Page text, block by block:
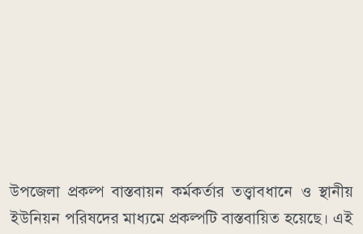
উপজেলা প্রকল্প বাস্তবায়ন কর্মকর্তার তত্ত্বাবধানে ও স্থানীয়
ইউনিয়ন পরিষদের মাধ্যমে প্রকল্পটি বাস্তবায়িত হয়েছে। এই